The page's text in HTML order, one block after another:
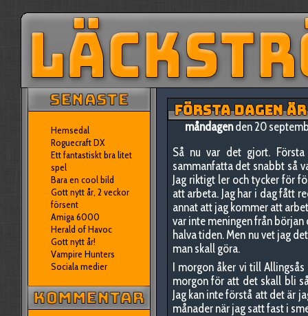
Hemsedal
Roguecraft DX
Ett fantastiskt bra litet
spel
Bara en cool bild
Gott nytt år, 2 veckor
försent
Amiga 6000
Herald of Havoc
Gott nytt år!
Vampire Hunters
Sociala medier
FÖRSTA DAGEN
måndagenden 20
Så nu var det gjort.
sammanfatta det snabbt så
Jag riktigt ler och tycker för
att arbeta. Jag har i dag fått
annat att jag kommer att
var inte meningen från
halva tiden. Men nu vet jag
man skall göra.
I morgon åker vi till
morgon för att det skall bli
Jag kan inte förstå att det är
månader när jag satt fast i